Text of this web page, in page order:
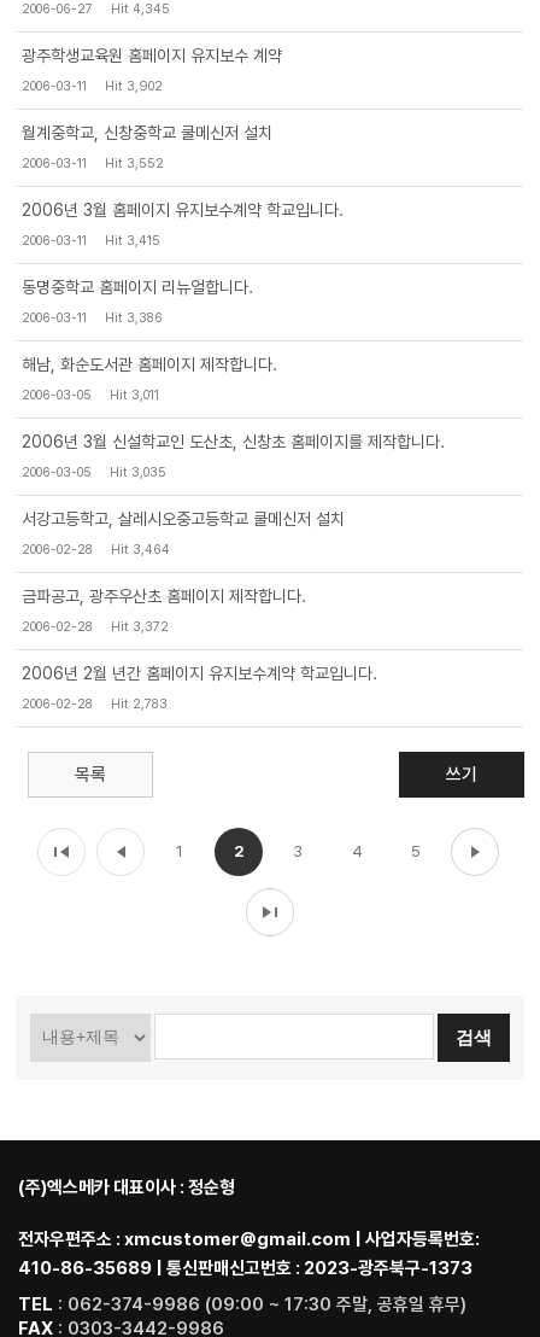
2006-06-27 Hit 4,345
광주학생교육원 홈페이지 유지보수 계약
2006-03-11 Hit 3,902
월계중학교, 신창중학교 쿨메신저 설치
2006-03-11 Hit 3,552
2006년 3월 홈페이지 유지보수계약 학교입니다.
2006-03-11 Hit 3,415
동명중학교 홈페이지 리뉴얼합니다.
2006-03-11 Hit 3,386
해남, 화순도서관 홈페이지 제작합니다.
2006-03-05 Hit 3,011
2006년 3월 신설학교인 도산초, 신창초 홈페이지를 제작합니다.
2006-03-05 Hit 3,035
서강고등학고, 살레시오중고등학교 쿨메신저 설치
2006-02-28 Hit 3,464
금파공고, 광주우산초 홈페이지 제작합니다.
2006-02-28 Hit 3,372
2006년 2월 년간 홈페이지 유지보수계약 학교입니다.
2006-02-28 Hit 2,783
목록 쓰기
1 2 3 4 5
(주)엑스메카 대표이사 : 정순형
전자우편주소 : xmcustomer@gmail.com | 사업자등록번호:
410-86-35689 | 통신판매신고번호 : 2023-광주북구-1373
TEL : 062-374-9986 (09:00 ~ 17:30 주말, 공휴일 휴무)
FAX : 0303-3442-9986